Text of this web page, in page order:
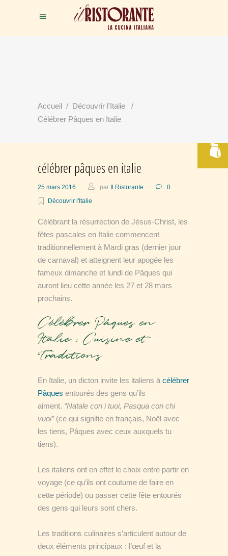
Accueil / Découvrir l'Italie
/
Célébrer Pâques en Italie
célébrer pâques en italie
25 mars 2016 par Il Ristorante
0
Découvrir l'Italie
Célébrant la résurrection de Jésus-Christ, les
fêtes pascales en Italie commencent
traditionnellement à Mardi gras (dernier jour
de carnaval) et atteignent leur apogée les
fameux dimanche et lundi de Pâques qui
auront lieu cette année les 27 et 28 mars
prochains.
Célébrer Pâques en
Italie : Cuisine et
Traditions
En Italie, un dicton invite les italiens à célébrer
Pâques entourés des gens qu’ils
aiment. “Natale con i tuoi, Pasqua con chi
vuoi”(ce qui signifie en français, Noël avec
les tiens, Pâques avec ceux auxquels tu
tiens).
Les italiens ont en effet le choix entre partir en
voyage (ce qu’ils ont coutume de faire en
cette période) ou passer cette fête entourés
des gens qui leurs sont chers.
Les traditions culinaires s’articulent autour de
deux éléments principaux : l’œuf et la